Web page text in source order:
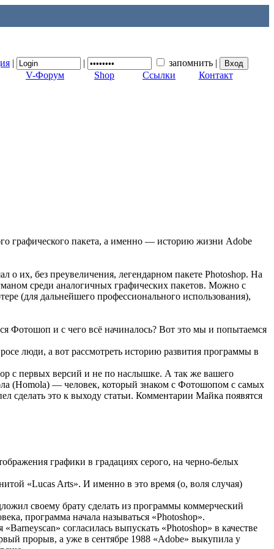
| | запомнить |
V-Форум Shop Ссылки Контакт
графического пакета, а именно — историю жизни Adobe
о их, без преувеличения, легендарном пакете Photoshop. На
среди аналогичных графических пакетов. Можно с
(для дальнейшего профессионального использования),
Фотошоп и с чего всё начиналось? Вот это мы и попытаемся
люди, а вот рассмотреть историю развития программы в
с первых версий и не по наслышке. А так же вашего
(Homola) — человек, который знаком с Фотошопом с самых
сделать это к выходу статьи. Комментарии Майка появятся
графики в градациях серого, на черно-белых
«Lucas Arts». И именно в это время (о, воля случая)
своему брату сделать из программы коммерческий
программа начала называться «Photoshop».
согласилась выпускать «Photoshop» в качестве
прорыв, а уже в сентябре 1988 «Adobe» выкупила у